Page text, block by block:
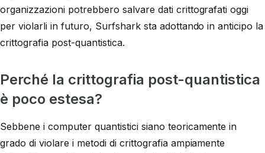
organizzazioni potrebbero salvare dati crittografati oggi
per violarli in futuro, Surfshark sta adottando in anticipo la
crittografia post-quantistica.
Perché la crittografia post-quantistica
è poco estesa?
Sebbene i computer quantistici siano teoricamente in
grado di violare i metodi di crittografia ampiamente